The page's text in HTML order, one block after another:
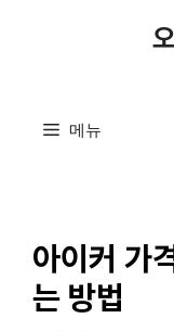
메뉴
아이커 가
는 방법